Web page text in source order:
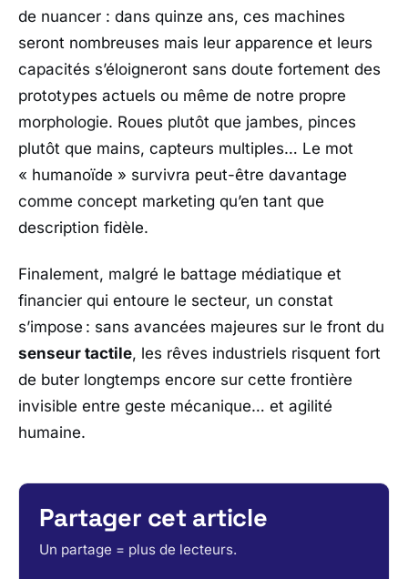
de nuancer : dans quinze ans, ces machines
seront nombreuses mais leur apparence et leurs
capacités s’éloigneront sans doute fortement des
prototypes actuels ou même de notre propre
morphologie. Roues plutôt que jambes, pinces
plutôt que mains, capteurs multiples… Le mot
« humanoïde » survivra peut-être davantage
comme concept marketing qu’en tant que
description fidèle.
Finalement, malgré le battage médiatique et
financier qui entoure le secteur, un constat
s’impose : sans avancées majeures sur le front du
senseur tactile, les rêves industriels risquent fort
de buter longtemps encore sur cette frontière
invisible entre geste mécanique… et agilité
humaine.
Partager cet article
Un partage = plus de lecteurs.